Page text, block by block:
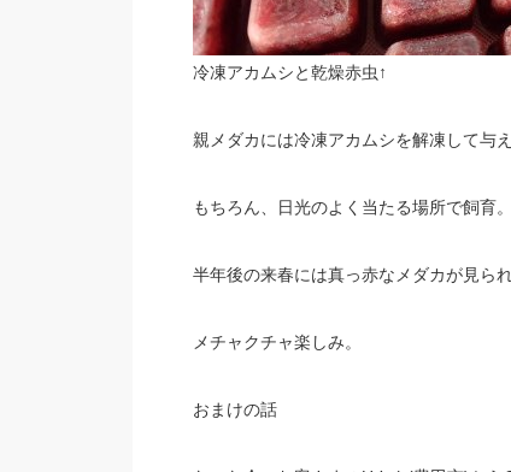
冷凍アカムシと乾燥赤虫↑
親メダカには冷凍アカムシを解凍して与
もちろん、日光のよく当たる場所で飼育。
半年後の来春には真っ赤なメダカが見ら
メチャクチャ楽しみ。
おまけの話